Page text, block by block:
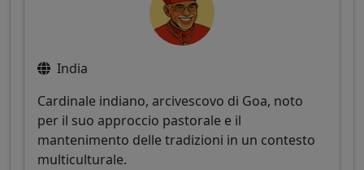
India
Cardinale indiano, arcivescovo di Goa, noto
per il suo approccio pastorale e il
mantenimento delle tradizioni in un contesto
multiculturale.